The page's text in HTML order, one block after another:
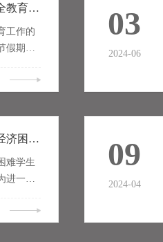
关于做好2024年中秋节学生安全教育工作的通知
工作的
假期学
位参照
知如
教育会
安全、
系做好
掌握假
03
2024-06
关于做好2023—2024学年家庭经济困难学生学费减免工作的通知
难学生
进一步
生因学
09
2024-04